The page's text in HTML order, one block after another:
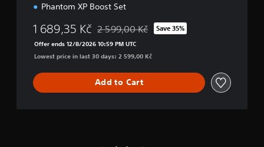
Phantom XP Boost Set
1 689,35 Kč Discounted from original price of 2 599,00
2 599,00 Kč Save 35%
Offer ends 12/8/2026 10:59 PM UTC
Lowest price in last 30 days: 2 599,00 Kč
Add to Cart